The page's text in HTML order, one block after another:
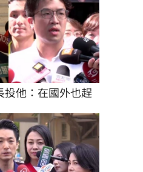
投他：在國外也趕